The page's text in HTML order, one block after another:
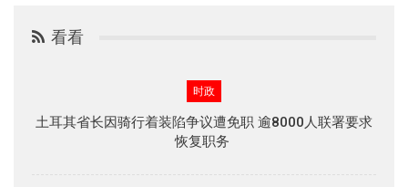
看看
时政
土耳其省长因骑行着装陷争议遭免职 逾8000人联署要求
恢复职务